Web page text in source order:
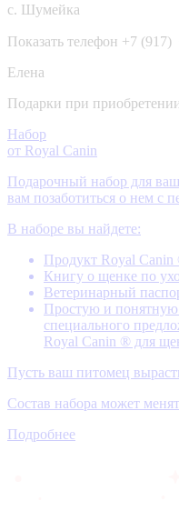
с. Шумейка
Показать телефон +7
Елена
Подарки при
Набор
от Royal Canin
Подарочный набор для
вам позаботиться о нем с
В наборе вы найдете:
Продукт Royal
Книгу о щенке по
Ветеринарный
Простую и
специального
Royal Canin ® для
Пусть ваш питомец
Состав набора может
Подробнее